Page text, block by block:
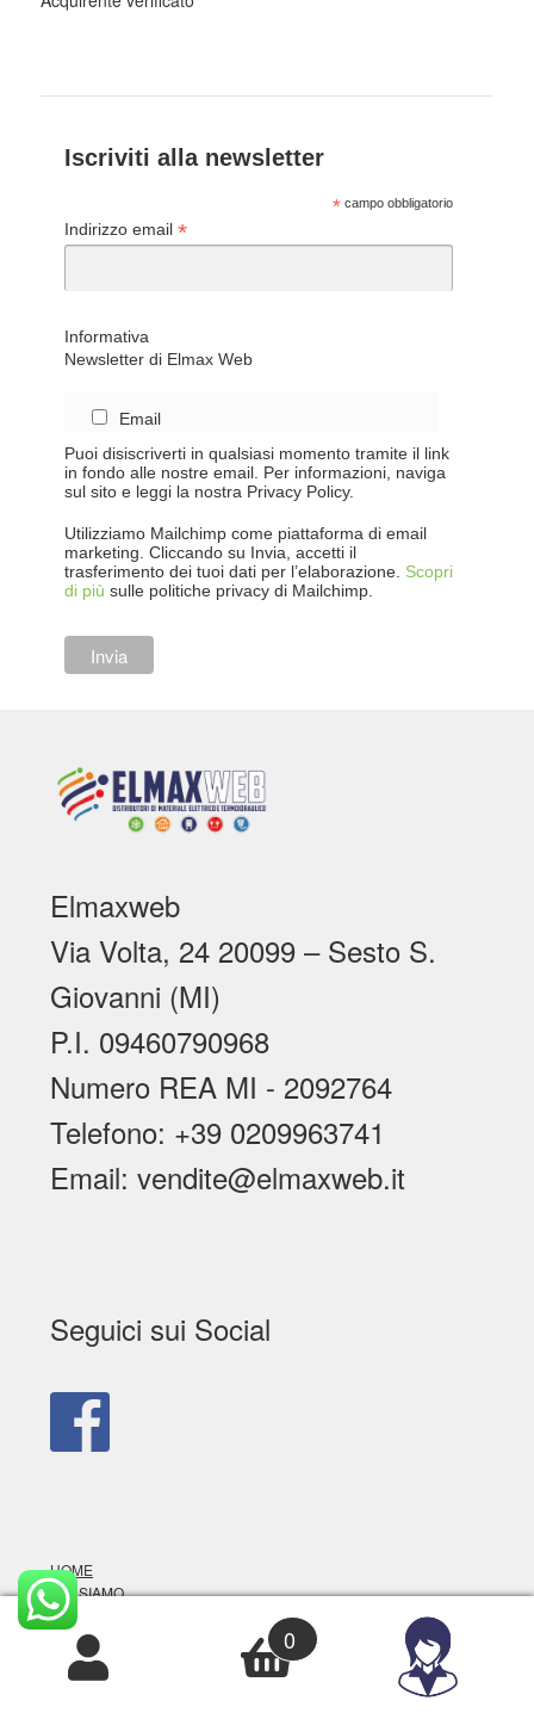
Iscriviti alla newsletter
* campo obbligatorio
Indirizzo email *
Informativa
Newsletter di Elmax Web
Email
Puoi disiscriverti in qualsiasi momento tramite il link
in fondo alle nostre email. Per informazioni, naviga
sul sito e leggi la nostra Privacy Policy.
Utilizziamo Mailchimp come piattaforma di email
marketing. Cliccando su Invia, accetti il
trasferimento dei tuoi dati per l’elaborazione. Scopri
di più sulle politiche privacy di Mailchimp.
Elmaxweb
Via Volta, 24 20099 – Sesto S.
Giovanni (MI)
P.I. 09460790968
Numero REA MI - 2092764
Telefono: +39 0209963741
Email: vendite@elmaxweb.it
Seguici sui Social
HOME
CHI SIAMO
PRODOTTI
PREVENTIVO
CONTATTI
0